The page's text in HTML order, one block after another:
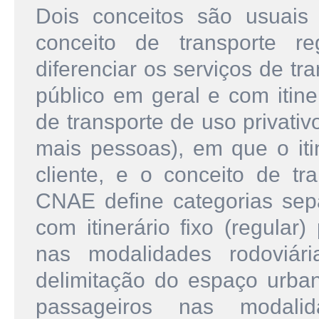
Dois conceitos são
conceito de transporte
diferenciar os serviços de
público em geral e com
de transporte de uso
mais pessoas), em que o
cliente, e o conceito de
CNAE define categorias
com itinerário fixo
nas modalidades
delimitação do espaço
passageiros nas